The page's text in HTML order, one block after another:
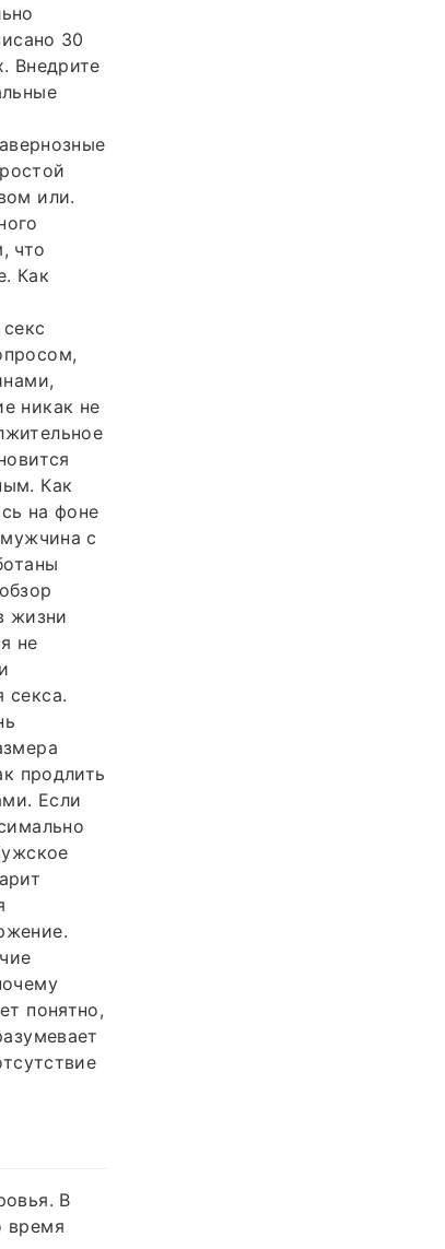
30
Внедрите
или.
что
Как
никак не
Как
на фоне
с
жизни
не
секса.
продлить
Если
понятно,
В
время